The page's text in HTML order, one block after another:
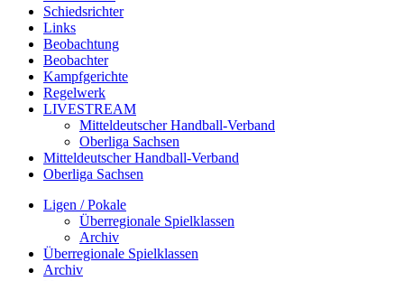
Schiedsrichter
Links
Beobachtung
Beobachter
Kampfgerichte
Regelwerk
LIVESTREAM
Mitteldeutscher Handball-Verband
Oberliga Sachsen
Mitteldeutscher Handball-Verband
Oberliga Sachsen
Ligen / Pokale
Überregionale Spielklassen
Archiv
Überregionale Spielklassen
Archiv